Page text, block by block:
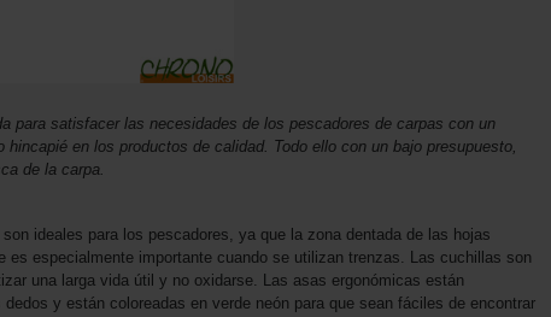
para satisfacer las necesidades de los pescadores de carpas con un
hincapié en los productos de calidad. Todo ello con un bajo presupuesto,
de la carpa.
ideales para los pescadores, ya que la zona dentada de las hojas
es especialmente importante cuando se utilizan trenzas. Las cuchillas son
una larga vida útil y no oxidarse. Las asas ergonómicas están
y están coloreadas en verde neón para que sean fáciles de encontrar